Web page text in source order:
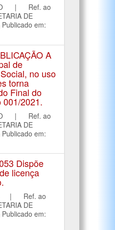
| Ref. ao
DE
Publicado em:
A
de
no uso
torna
Final do
001/2021.
| Ref. ao
DE
Publicado em:
Dispõe
licença
| Ref. ao
DE
Publicado em: